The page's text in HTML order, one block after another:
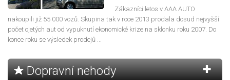
Zákazníci letos v AAA AUTO
nakoupili již 55 000 vozů. Skupina tak v roce 2013 prodala dosud nejvyšší
počet ojetých aut od vypuknutí ekonomické krize na sklonku roku 2007. Do
konce roku se výsledek prodejů ...
Dopravní nehody